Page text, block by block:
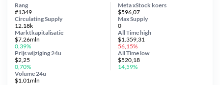
Meta xStock koers
$596,07
Circulating Supply
12.18k
Prijs wijziging 24u
$2,25
0,70%
Max Supply
0
Marktkapitalisatie
$7.26mln
0,39%
Volume 24u
$1.01mln
Rang
#1349
All Timehigh
$1.359,31
56,15%
All Time low
$520,18
14,59%